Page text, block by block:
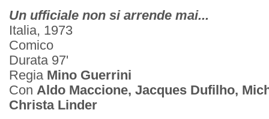
Un ufficiale non si arrende mai...
Italia, 1973
Comico
Durata 97'
Regia Mino Guerrini
Con Aldo Maccione, Jacques Dufilho,
Christa Linder